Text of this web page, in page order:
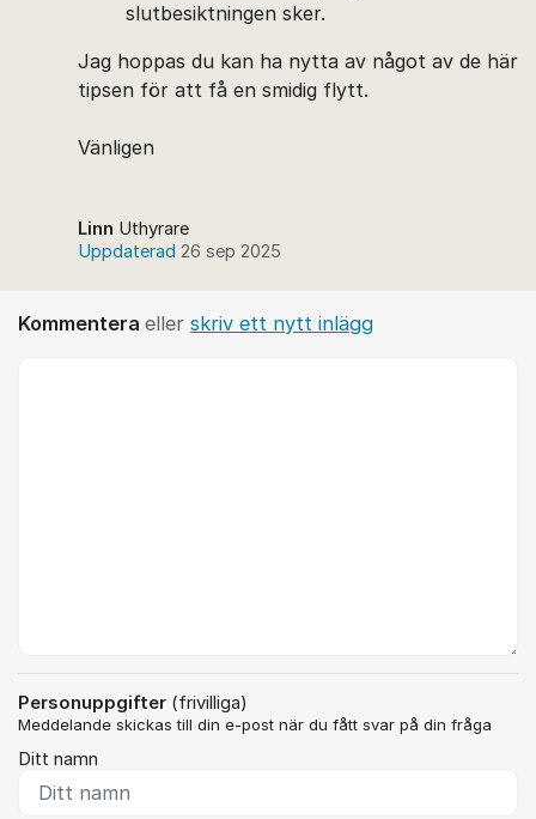
slutbesiktningen sker.
Jag hoppas du kan ha nytta av något av de här
tipsen för att få en smidig flytt.
Vänligen
Linn Uthyrare
Uppdaterad 26 sep 2025
Kommentera eller skriv ett nytt inlägg
Personuppgifter (frivilliga)
Meddelande skickas till din e-post när du fått svar på din fråga
Ditt namn